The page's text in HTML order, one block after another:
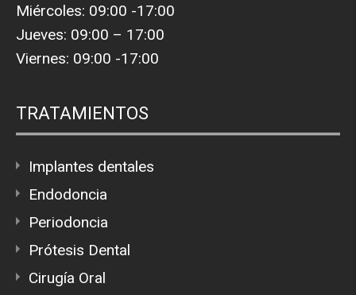
Miércoles: 09:00 -17:00
Jueves: 09:00 – 17:00
Viernes: 09:00 -17:00
TRATAMIENTOS
Implantes dentales
Endodoncia
Periodoncia
Prótesis Dental
Cirugía Oral